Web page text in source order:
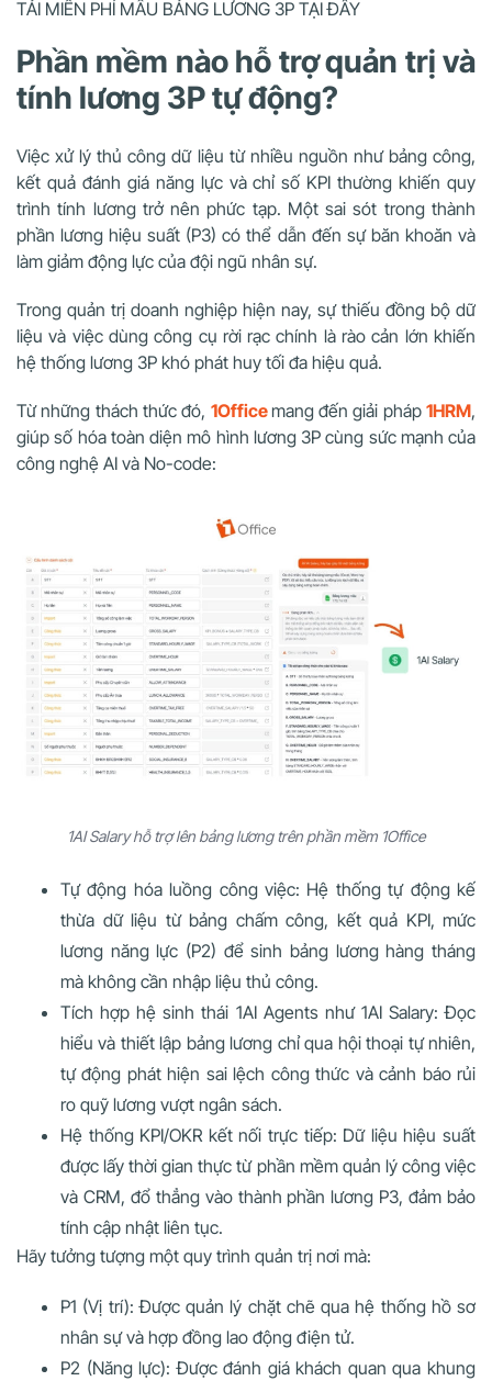
TẢI MIỄN PHÍ MẪU BẢNG LƯƠNG 3P TẠI ĐÂY
Phần mềm nào hỗ trợ quản trị và
tính lương 3P tự động?
Việc xử lý thủ công dữ liệu từ nhiều nguồn như bảng công,
kết quả đánh giá năng lực và chỉ số KPI thường khiến quy
trình tính lương trở nên phức tạp. Một sai sót trong thành
phần lương hiệu suất (P3) có thể dẫn đến sự băn khoăn và
làm giảm động lực của đội ngũ nhân sự.
Trong quản trị doanh nghiệp hiện nay, sự thiếu đồng bộ dữ
liệu và việc dùng công cụ rời rạc chính là rào cản lớn khiến
hệ thống lương 3P khó phát huy tối đa hiệu quả.
Từ những thách thức đó, 1Officemang đến giải pháp1HRM,
giúp số hóa toàn diện mô hình lương 3P cùng sức mạnh của
công nghệ AI và No-code:
1AI Salary hỗ trợ lên bảng lương trên phần mềm 1Office
Tự động hóa luồng công việc: Hệ thống tự động kế
thừa dữ liệu từ bảng chấm công, kết quả KPI, mức
lương năng lực (P2) để sinh bảng lương hàng tháng
mà không cần nhập liệu thủ công.
Tích hợp hệ sinh thái 1AI Agents như 1AI Salary: Đọc
hiểu và thiết lập bảng lương chỉ qua hội thoại tự nhiên,
tự động phát hiện sai lệch công thức và cảnh báo rủi
ro quỹ lương vượt ngân sách.
Hệ thống KPI/OKR kết nối trực tiếp: Dữ liệu hiệu suất
được lấy thời gian thực từ phần mềm quản lý công việc
và CRM, đổ thẳng vào thành phần lương P3, đảm bảo
tính cập nhật liên tục.
Hãy tưởng tượng một quy trình quản trị nơi mà:
P1 (Vị trí): Được quản lý chặt chẽ qua hệ thống hồ sơ
nhân sự và hợp đồng lao động điện tử.
P2 (Năng lực): Được đánh giá khách quan qua khung